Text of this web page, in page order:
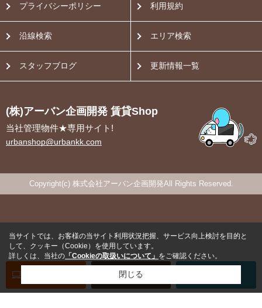
お問い合わせ
プライバシーポリシー 利用規約
沿線検索 エリア検索
スタッフブログ 更新情報一覧
(株)アーバン企画開発 賃貸Shop
当社管理物件★専用サイト!
urbanshop@urbankk.com
Copyright(c) 株式会社アーバン企画開発All Rights Reserved.
当サイトでは、お客様の当サイト利用状況把握、サービス向上検討を目的と
して、クッキー（Cookie）を使用しています。
詳しくは、当社の 「Cookieの取扱いについて」 をご確認ください。
閉じる